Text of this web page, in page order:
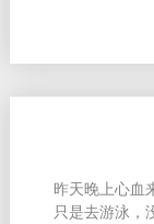
昨天晚上心血
只是去游泳，